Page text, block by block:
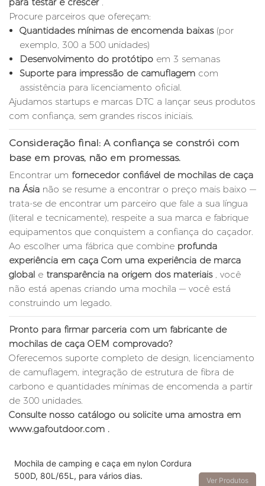
Procure parceiros que ofereçam:
Quantidades mínimas de encomenda baixas(por
exemplo, 300 a 500 unidades)
Desenvolvimento do protótipo em 3 semanas
Suporte para impressão de camuflagem com
assistência para licenciamento oficial.
Ajudamos startups e marcas DTC a lançar seus produtos
com confiança, sem grandes riscos iniciais.
Consideração final: A confiança se constrói com
base em provas, não em promessas.
Encontrar um fornecedor confiável de mochilas de caça
na Ásia não se resume a encontrar o preço mais baixo —
trata-se de encontrar um parceiro que fale a sua língua
(literal e tecnicamente), respeite a sua marca e fabrique
equipamentos que conquistem a confiança do caçador.
Ao escolher uma fábrica que combine profunda
experiência em caça Com uma experiência de marca
global e transparência na origem dos materiais, você
não está apenas criando uma mochila — você está
construindo um legado.
Pronto para firmar parceria com um fabricante de
mochilas de caça OEM comprovado?
Oferecemos suporte completo de design, licenciamento
de camuflagem, integração de estrutura de fibra de
carbono e quantidades mínimas de encomenda a partir
de 300 unidades.
Consulte nosso catálogo ou solicite uma amostra em
www.gafoutdoor.com .
Mochila de camping e caça em nylon Cordura
500D, 80L/65L, para vários dias.
Ver Produtos